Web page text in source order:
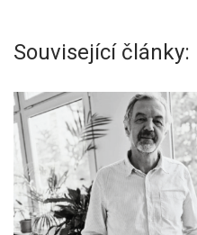
Související články: